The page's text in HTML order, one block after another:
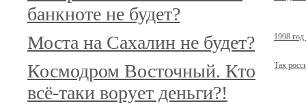
банкноте не будет?
Моста на Сахалин не будет? 1998 год
Космодром Восточный. Кто
всё-таки ворует деньги?!
Так